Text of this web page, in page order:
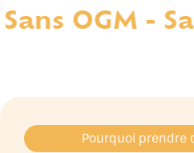
OGM -
Pourquoi prendre